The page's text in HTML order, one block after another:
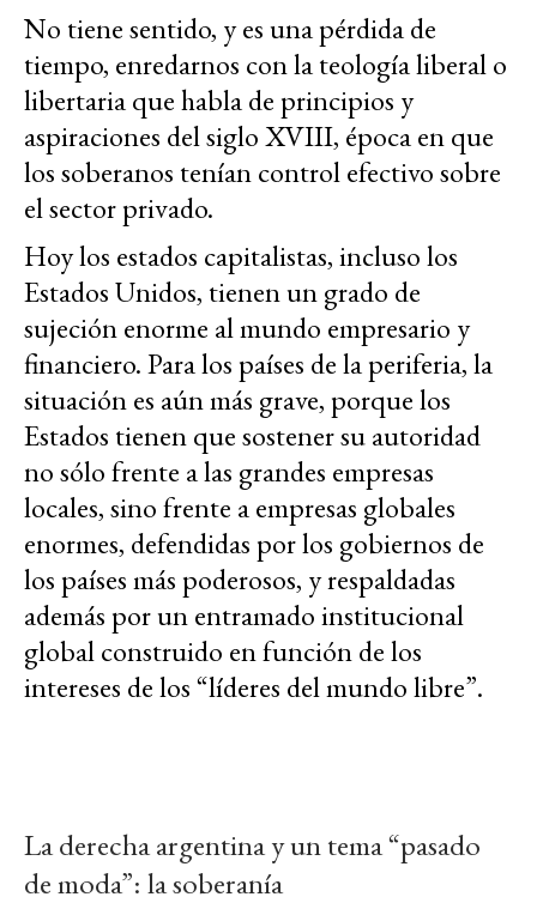
No tiene sentido, y es una pérdida de
tiempo, enredarnos con la teología liberal o
libertaria que habla de principios y
aspiraciones del siglo XVIII, época en que
los soberanos tenían control efectivo sobre
el sector privado.
Hoy los estados capitalistas, incluso los
Estados Unidos, tienen un grado de
sujeción enorme al mundo empresario y
financiero. Para los países de la periferia, la
situación es aún más grave, porque los
Estados tienen que sostener su autoridad
no sólo frente a las grandes empresas
locales, sino frente a empresas globales
enormes, defendidas por los gobiernos de
los países más poderosos, y respaldadas
además por un entramado institucional
global construido en función de los
intereses de los “líderes del mundo libre”.
La derecha argentina y un tema “pasado
de moda”: la soberanía